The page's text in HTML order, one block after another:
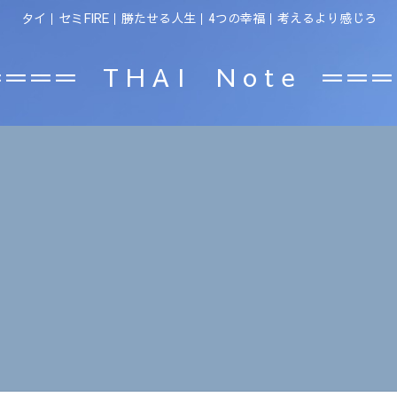
タイ｜セミFIRE｜勝たせる人生｜4つの幸福｜考えるより感じろ
＝＝＝ T H A I N o t e ＝＝＝